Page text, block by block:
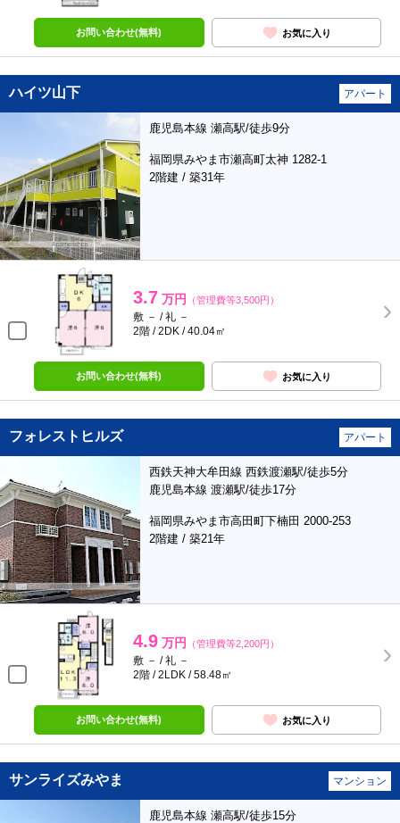
お問い合わせ(無料) お気に入り
ハイツ山下 アパート
鹿児島本線 瀬高駅/徒歩9分
福岡県みやま市瀬高町太神 1282-1
2階建 / 築31年
3.7 万円 （管理費等3,500円）
敷 － / 礼 －
2階 / 2DK / 40.04㎡
お問い合わせ(無料) お気に入り
フォレストヒルズ アパート
西鉄天神大牟田線 西鉄渡瀬駅/徒歩5分
鹿児島本線 渡瀬駅/徒歩17分
福岡県みやま市高田町下楠田 2000-253
2階建 / 築21年
4.9 万円 （管理費等2,200円）
敷 － / 礼 －
2階 / 2LDK / 58.48㎡
お問い合わせ(無料) お気に入り
サンライズみやま マンション
鹿児島本線 瀬高駅/徒歩15分